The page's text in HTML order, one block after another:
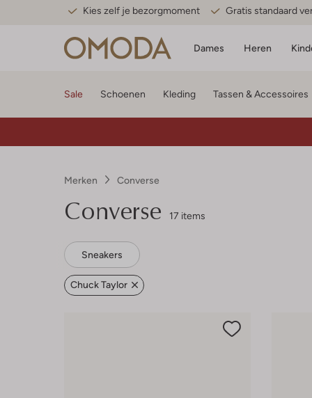
Kies zelf je bezorgmoment Gratis standaard
Dames Heren
Sale Schoenen Kleding Tassen & Accessoires
Merken Converse
Converse 17 items
Sneakers
Chuck Taylor